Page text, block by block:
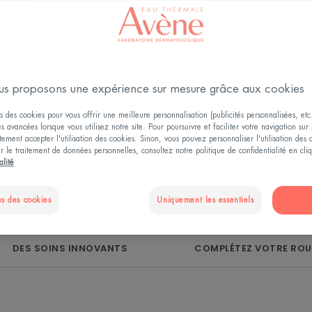
prouvés.
pour
les boutons,
tendance
les plus
c’est
aux peaux à
DES SOINS INNOVANTS COMPLÉTEZ VOTRE
proposons une expérience sur mesure grâce aux cookies
des cookies pour vous offrir une meilleure personnalisation (publicités personnalisées,
avancées lorsque vous utilisez notre site. Pour poursuivre et faciliter votre navigation sur
accepter l'utilisation des cookies. Sinon, vous pouvez personnaliser l'utilisation des
le traitement de données personnelles, consultez notre politique de confidentialité en
des cookies Uniquement les essentiels